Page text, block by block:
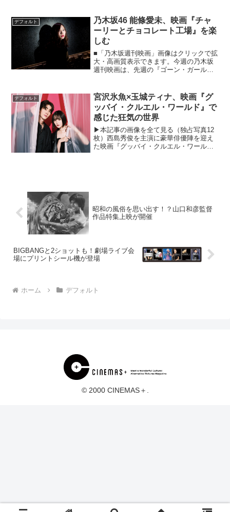
レビュー【関連記事】「八月は夜のバッ
ティングセンターで。...
デフォルト
乃木坂46 能條愛未、映画『チャ
ーリーとチョコレート工場』を楽
しむ
■「乃木坂週刊映画」画像はクリックで拡
大・高画質表示できます。今週の乃木坂
週刊映画は、先週の『ゴーン・ガール』
前回と真逆とも言えるエンターテイメン
ト映画を能條さんはどう...
デフォルト
宮沢氷魚×玉城ティナ、映画『グ
ッバイ・クルエル・ワールド』で
感じた狂気の世界
▶︎本記事の画像を全て見る（独占写真12
枚）西島秀俊を主演に豪華俳優陣を迎え
た映画『グッバイ・クルエル・ワール
昭和の風俗を思い出す！？山口和彦監督
作品特集上映が開催
BIGBANGと2ショットも！劇場ライブ会
場にプリントシール機が登場
ホーム デフォルト
© 2000 CINEMAS＋.